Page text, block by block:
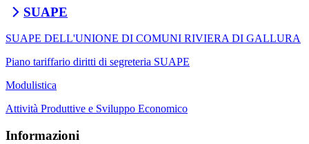
SUAPE
SUAPE DELL'UNIONE DI COMUNI RIVIERA DI GALLURA
Piano tariffario diritti di segreteria SUAPE
Modulistica
Attività Produttive e Sviluppo Economico
Informazioni